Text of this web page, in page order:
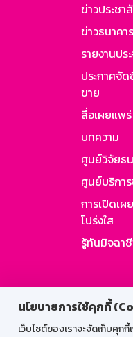
นโยบายการใช้คุกกี้
เว็บไซต์ของเราจะจัดเก็บคุ
ข่าวประช
ข่าวธนาคาร
รายงานปร
ประกาศจั
ขาย
สื่อเผยแพร่
บทความ
ศูนย์วิจัยธ
ศูนย์บริกา
การเปิดเผ
โปร่งใส
รู้ทันมิจฉา